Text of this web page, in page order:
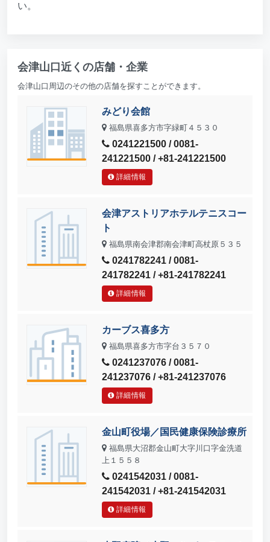
い。
会津山口近くの店舗・企業
会津山口周辺のその他の店舗を探すことができます。
みどり会館
福島県喜多方市字緑町４５３０
0241221500 / 0081-
241221500 / +81-241221500
詳細情報
会津アストリアホテルテニスコー
ト
福島県南会津郡南会津町高杖原５３５
0241782241 / 0081-
241782241 / +81-241782241
詳細情報
カーブス喜多方
福島県喜多方市字台３５７０
0241237076 / 0081-
241237076 / +81-241237076
詳細情報
金山町役場／国民健康保険診療所
福島県大沼郡金山町大字川口字金洗道
上１５５８
0241542031 / 0081-
241542031 / +81-241542031
詳細情報